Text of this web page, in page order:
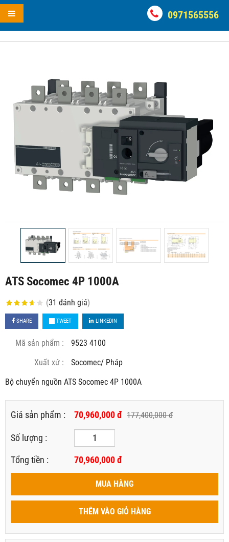
0971565556
ATS Socomec 4P 1000A
(31 đánh giá)
SHARE TWEET LINKEDIN
Mã sản phẩm :
9523 4100
Xuất xứ :
Socomec/ Pháp
Bộ chuyển nguồn ATS Socomec 4P 1000A
Giá sản phẩm : 70,960,000 đ 177,400,000 đ
Số lượng :
Tổng tiền : 70,960,000đ
MUA HÀNG
THÊM VÀO GIỎ HÀNG